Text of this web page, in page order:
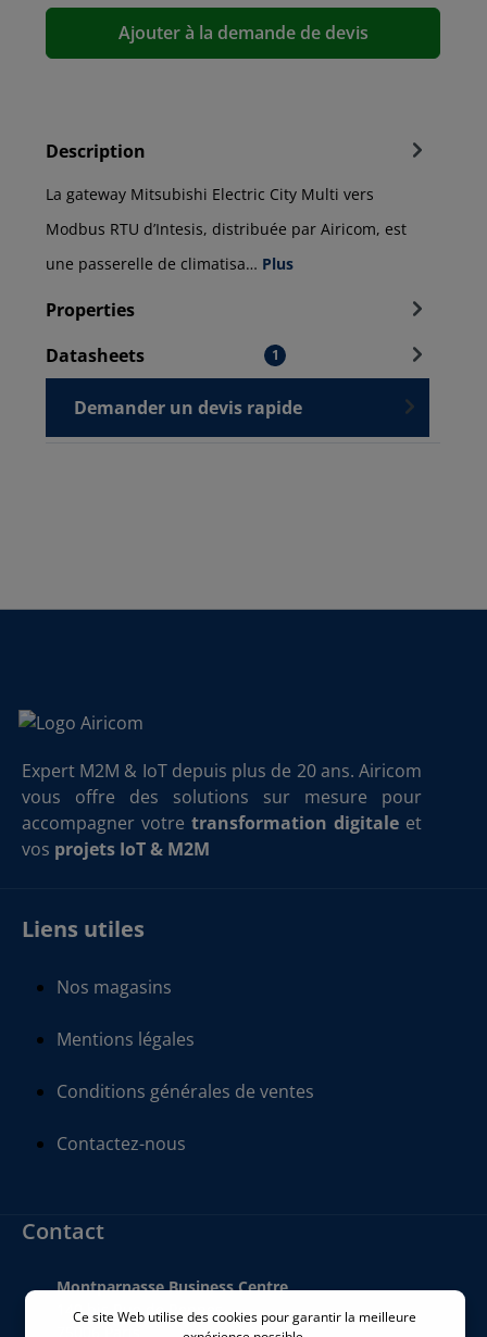
Ajouter à la demande de devis
Description
La gateway Mitsubishi Electric City Multi vers
Modbus RTU d’Intesis, distribuée par Airicom, est
une passerelle de climatisa… Plus
Properties
Datasheets
1
Demander un devis rapide
Expert M2M & IoT depuis plus de 20 ans. Airicom
vous offre des solutions sur mesure pour
accompagner votre transformation digitale et
vos projets IoT & M2M
Liens utiles
Nos magasins
Mentions légales
Conditions générales de ventes
Contactez-nous
Contact
Montparnasse Business Centre
140 bis Rue de Rennes
Ce site Web utilise des cookies pour garantir la meilleure